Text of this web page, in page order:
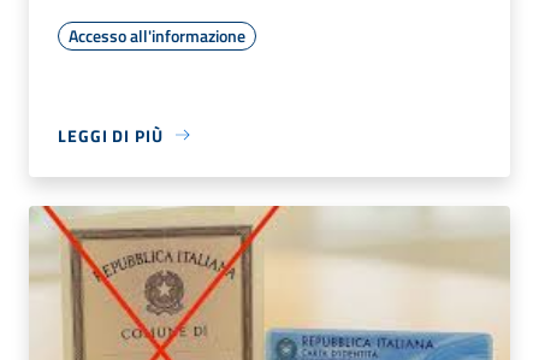
Accesso all'informazione
LEGGI DI PIÙ